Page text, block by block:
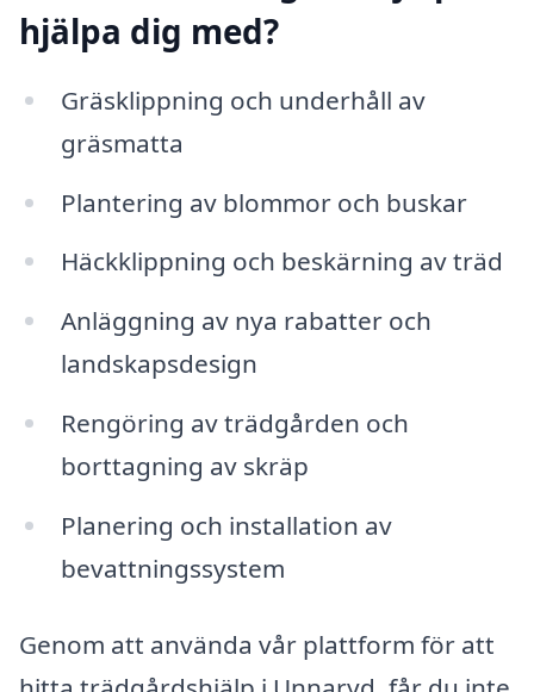
hjälpa dig med?
Gräsklippning och underhåll av
gräsmatta
Plantering av blommor och buskar
Häckklippning och beskärning av träd
Anläggning av nya rabatter och
landskapsdesign
Rengöring av trädgården och
borttagning av skräp
Planering och installation av
bevattningssystem
Genom att använda vår plattform för att